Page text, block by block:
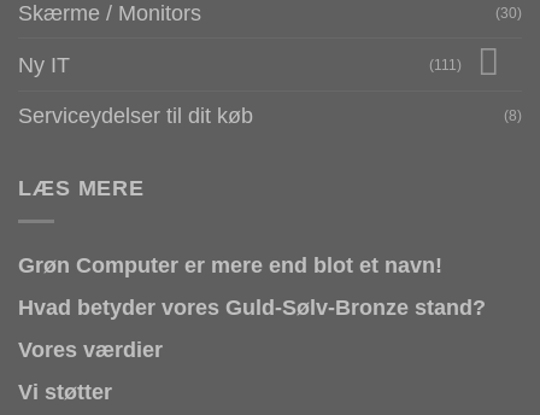
Skærme / Monitors (30)
Ny IT (111)
Serviceydelser til dit køb (8)
LÆS MERE
Grøn Computer er mere end blot et navn!
Hvad betyder vores Guld-Sølv-Bronze stand?
Vores værdier
Vi støtter